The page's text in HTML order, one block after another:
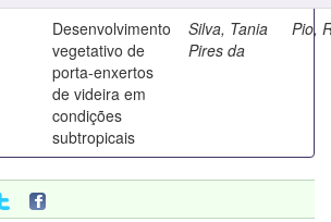
Desenvolvimento
vegetativo de
porta-enxertos
de videira em
condições
subtropicais
Silva, Tania
Pires da
Pio,